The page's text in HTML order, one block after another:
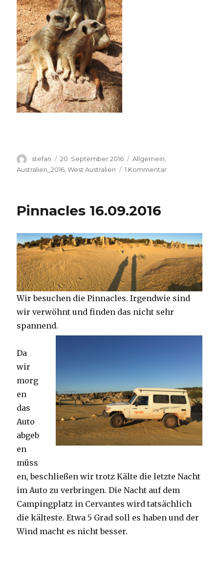
Autor
stefan
Veröffentlicht
am
20. September 2016 Kategorien
Allgemein,
Australien_2016 ,West Australien 1 Kommentarzu
Pinnacles 16.09.2016
Wir besuchen die Pinnacles. Irgendwie sind
wir verwöhnt und finden das nicht sehr
spannend.
Da
wir
morg
en
das
Auto
abgeb
en
müss
en, beschließen wir trotz Kälte die letzte Nacht
im Auto zu verbringen. Die Nacht auf dem
Campingplatz in Cervantes wird tatsächlich
die kälteste. Etwa 5 Grad soll es haben und der
Wind macht es nicht besser.